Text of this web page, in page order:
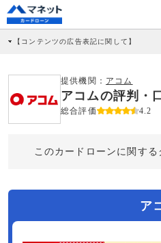
【コンテンツの広告表記に関して】
社に対して企業から紹介報酬が支払われる
商品を根拠なくPRするものではなく、当編
どに基づき、公平性を担保した情報提供を
>提携企業一覧
提供機関： アコム
アコムの評判・
総合評価 4.2
このカードローンに関する
ア